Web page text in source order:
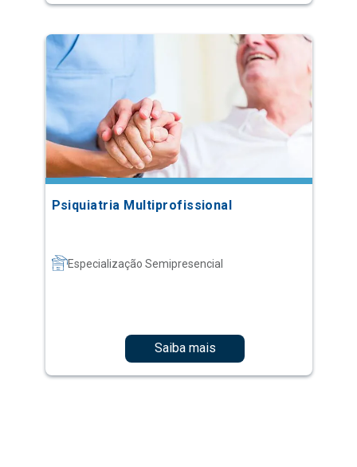
Psiquiatria Multiprofissional
Especialização Semipresencial
Saiba mais